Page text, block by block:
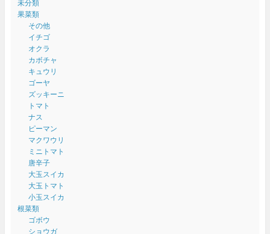
未分類
果菜類
その他
イチゴ
オクラ
カボチャ
キュウリ
ゴーヤ
ズッキーニ
トマト
ナス
ピーマン
マクワウリ
ミニトマト
唐辛子
大玉スイカ
大玉トマト
小玉スイカ
根菜類
ゴボウ
ショウガ